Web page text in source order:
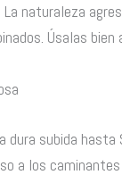
naturaleza
Úsalas
dura subida
a los